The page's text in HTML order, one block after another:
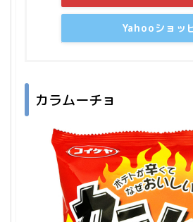
Yahooショッ
カラムーチョ